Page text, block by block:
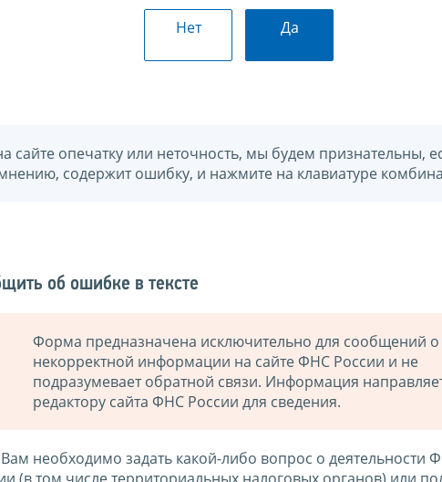
Нет Да
сайте опечатку или неточность, мы будем признательны,
содержит ошибку, и нажмите на клавиатуре
об ошибке в тексте
Форма предназначена исключительно для сообщений о
некорректной информации на сайте ФНС России и не
подразумевает обратной связи. Информация
редактору сайта ФНС России для сведения.
необходимо задать какой-либо вопрос о деятельности